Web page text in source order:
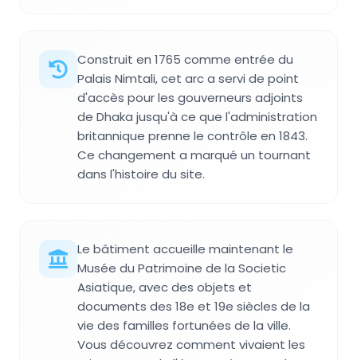
Construit en 1765 comme entrée du
Palais Nimtali, cet arc a servi de point
d'accès pour les gouverneurs adjoints
de Dhaka jusqu'à ce que l'administration
britannique prenne le contrôle en 1843.
Ce changement a marqué un tournant
dans l'histoire du site.
Le bâtiment accueille maintenant le
Musée du Patrimoine de la Societic
Asiatique, avec des objets et
documents des 18e et 19e siècles de la
vie des familles fortunées de la ville.
Vous découvrez comment vivaient les